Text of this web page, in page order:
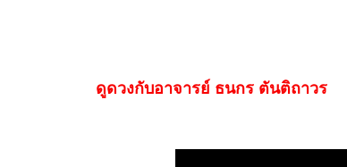
ดูดวงกับอาจารย์ ธนกร ตันติถาวร